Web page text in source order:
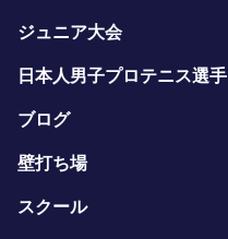
ジュニア大会
日本人男子プロテニス選手
ブログ
壁打ち場
スクール